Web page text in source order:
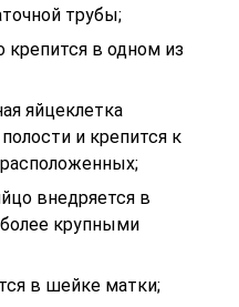
трубы;
крепится в одном из
яйцеклетка
и крепится к
внедряется в
крупными
в шейке матки;